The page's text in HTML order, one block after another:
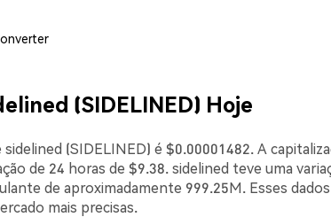
(SIDELINED) Hoje
(SIDELINED) é $0.00001482. A
de 24 horas de $9.38. sidelined teve uma
de aproximadamente 999.25M. Esses
mais precisas.